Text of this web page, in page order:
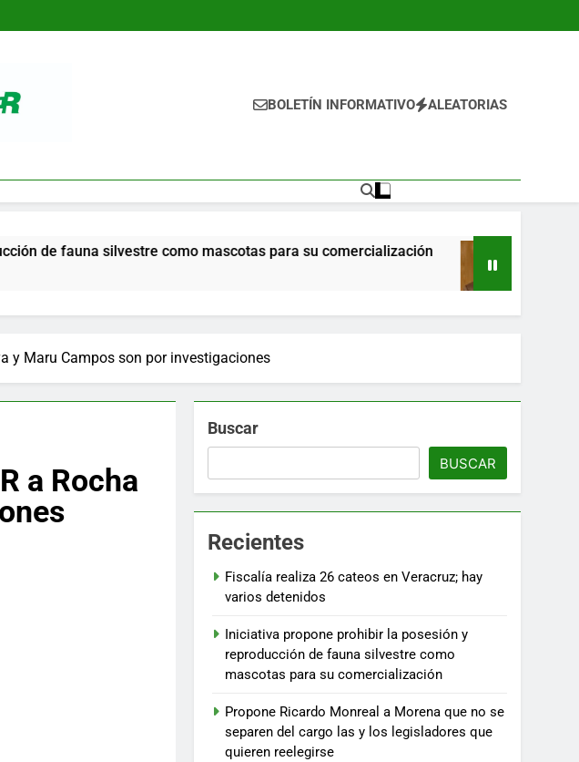
BOLETÍN INFORMATIVO ALEATORIAS
silvestre como mascotas para su comercialización Propone
15 Horas Ago
y Maru Campos son por investigaciones
a Rocha
Buscar
BUSCAR
Recientes
Fiscalía realiza 26 cateos en Veracruz; hay
varios detenidos
Iniciativa propone prohibir la posesión y
reproducción de fauna silvestre como
mascotas para su comercialización
Propone Ricardo Monreal a Morena que no se
separen del cargo las y los legisladores que
quieren reelegirse